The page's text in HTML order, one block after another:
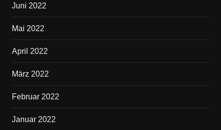
Juni 2022
Mai 2022
April 2022
März 2022
Februar 2022
Januar 2022